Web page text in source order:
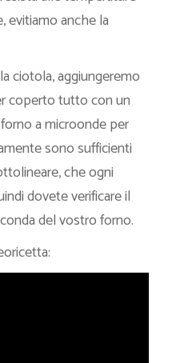
evitiamo anche la
ciotola, aggiungeremo
coperto tutto con un
a microonde per
sono sufficienti
che ogni
dovete verificare il
del vostro forno.